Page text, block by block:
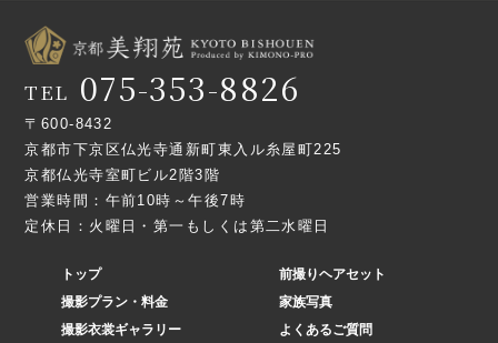
TEL 075-353-8826
〒600-8432
京都市下京区仏光寺通新町東入ル糸屋町225
京都仏光寺室町ビル2階3階
営業時間：午前10時～午後7時
定休日：火曜日・第一もしくは第二水曜日
トップ
撮影プラン・料金
撮影衣裳ギャラリー
前撮りヘアセット
家族写真
よくあるご質問